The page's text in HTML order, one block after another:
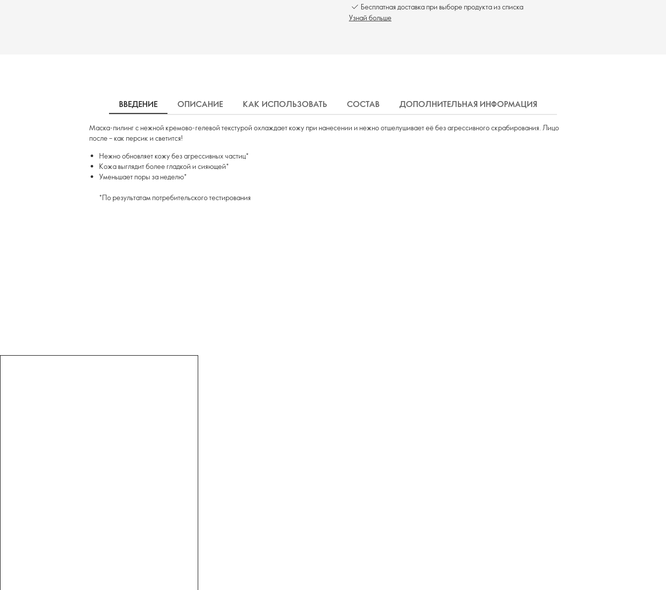
Бесплатная доставка при выборе продукта из списка
Узнай больше
ВВЕДЕНИЕ ОПИСАНИЕ КАК ИСПОЛЬЗОВАТЬ СОСТАВ ДОПОЛНИТЕЛЬНАЯ ИНФОРМАЦИЯ
Маска-пилинг с нежной кремово-гелевой текстурой охлаждает кожу при нанесении и нежно отшелушивает её без агрессивного скрабирования. Лицо
после – как персик и светится!
Нежно обновляет кожу без агрессивных частиц*
Кожа выглядит более гладкой и сияющей*
Уменьшает поры за неделю*
*По результатам потребительского тестирования